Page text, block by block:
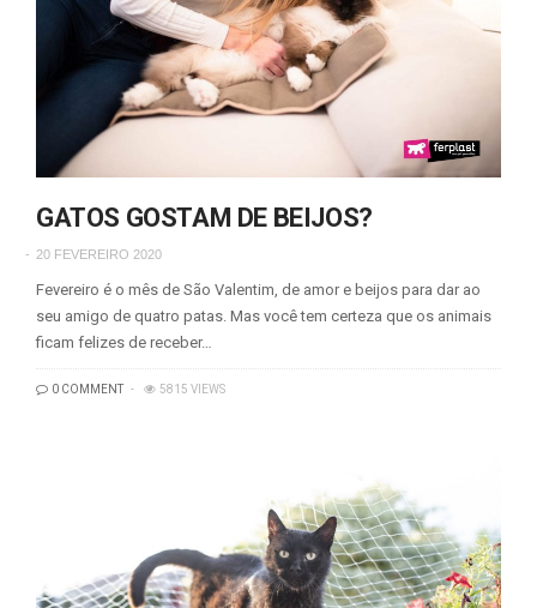
GATOS GOSTAM DE BEIJOS?
20 FEVEREIRO 2020
Fevereiro é o mês de São Valentim, de amor e beijos para dar ao
seu amigo de quatro patas. Mas você tem certeza que os animais
ficam felizes de receber…
0 COMMENT 5815 VIEWS